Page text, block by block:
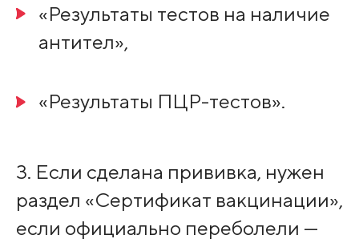
«Результаты тестов на наличие
антител»,
«Результаты ПЦР-тестов».
3. Если сделана прививка, нужен
раздел «Сертификат вакцинации»,
если официально переболели —